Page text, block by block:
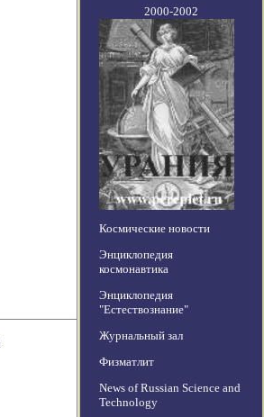
2000-2002
Космические новости
Энциклопедия
космонавтика
Энциклопедия
"Естествознание"
Журнальный зал
Физматлит
News of Russian Science and
Technology